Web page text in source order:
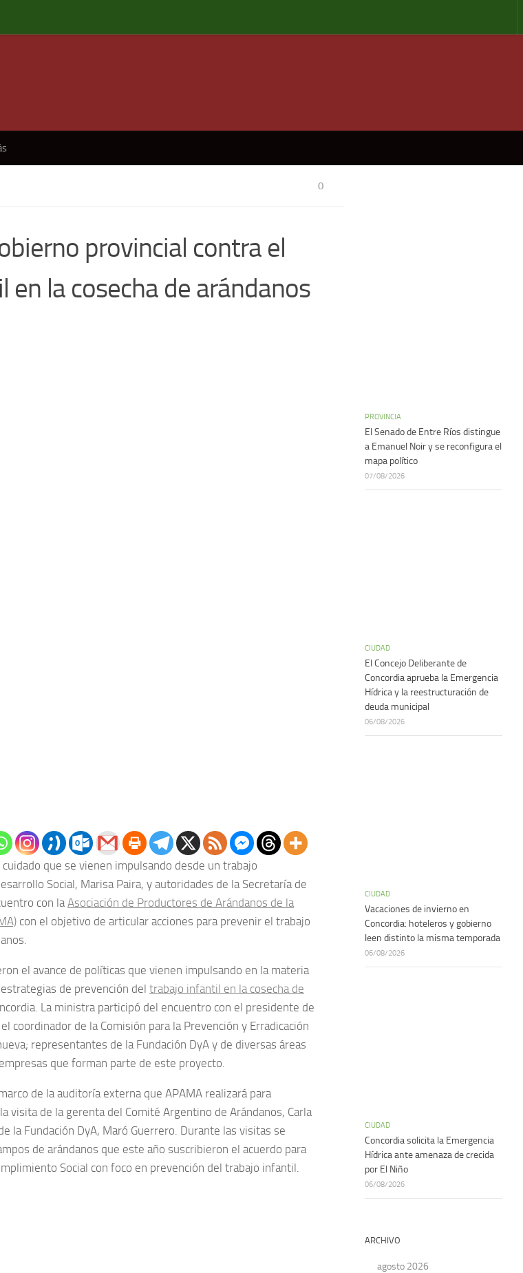
0
provincial contra el
la cosecha de arándanos
que se vienen impulsando desde un trabajo
Social, Marisa Paira, y autoridades de la Secretaría de
con laAsociación de Productores de Arándanos de la
con el objetivo de articular acciones para prevenir el trabajo
el avance de políticas que vienen impulsando en la materia
de prevención del trabajo infantil en la cosecha de
La ministra participó del encuentro con el presidente de
coordinador de la Comisión para la Prevención y Erradicación
representantes de la Fundación DyA y de diversas áreas
que forman parte de este proyecto.
de la auditoría externa que APAMA realizará para
visita de la gerenta del Comité Argentino de Arándanos, Carla
la Fundación DyA, Maró Guerrero. Durante las visitas se
de arándanos que este año suscribieron el acuerdo para
Social con foco en prevención del trabajo infantil.
PROVINCIA
El Senado de Entre Ríos distingue
a Emanuel Noir y se reconfigura el
mapa político
07/08/2026
CIUDAD
El Concejo Deliberante de
Concordia aprueba la Emergencia
Hídrica y la reestructuración de
deuda municipal
06/08/2026
CIUDAD
Vacaciones de invierno en
Concordia: hoteleros y gobierno
leen distinto la misma temporada
06/08/2026
CIUDAD
Concordia solicita la Emergencia
Hídrica ante amenaza de crecida
por El Niño
06/08/2026
ARCHIVO
agosto 2026